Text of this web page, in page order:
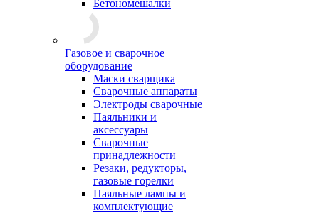
Бетономешалки
Газовое и сварочное
оборудование
Маски сварщика
Сварочные аппараты
Электроды сварочные
Паяльники и
аксессуары
Сварочные
принадлежности
Резаки, редукторы,
газовые горелки
Паяльные лампы и
комплектующие